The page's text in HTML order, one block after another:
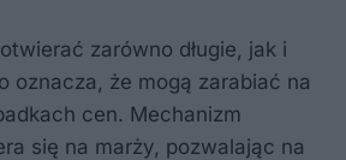
zarówno długie, jak i
oznacza, że mogą zarabiać na
cen. Mechanizm
się na marży, pozwalając na